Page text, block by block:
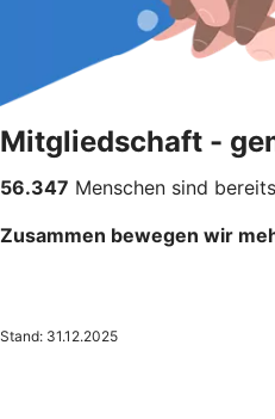
Mitgliedschaft -
56.347 Menschen sind
Zusammen bewegen wir
Stand: 31.12.2025